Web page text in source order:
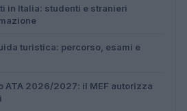
in Italia: studenti e stranieri
turistica: percorso, esami e
ATA 2026/2027: il MEF autorizza